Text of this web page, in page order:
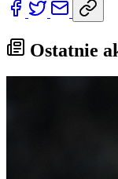
Ostatnie